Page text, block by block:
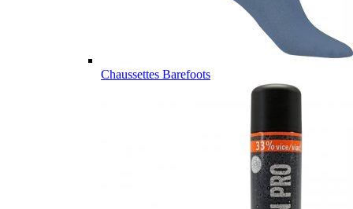
Chaussettes Barefoots